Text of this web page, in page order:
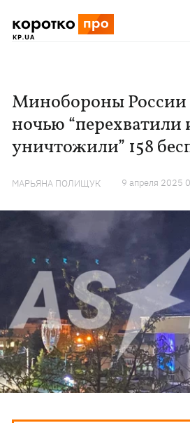
Минобороны России
ночью “перехватили
уничтожили” 158
МАРЬЯНА ПОЛИЩУК 9 апреля 2025